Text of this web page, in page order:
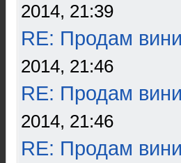
2014, 21:39
RE: Продам
2014, 21:46
RE: Продам
2014, 21:46
RE: Продам